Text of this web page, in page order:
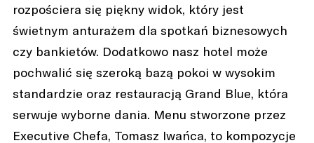
rozpościera się piękny widok, który jest
świetnym anturażem dla spotkań biznesowych
czy bankietów. Dodatkowo nasz hotel może
pochwalić się szeroką bazą pokoi w wysokim
standardzie oraz restauracją Grand Blue, która
serwuje wyborne dania. Menu stworzone przez
Executive Chefa, Tomasz Iwańca, to kompozycje